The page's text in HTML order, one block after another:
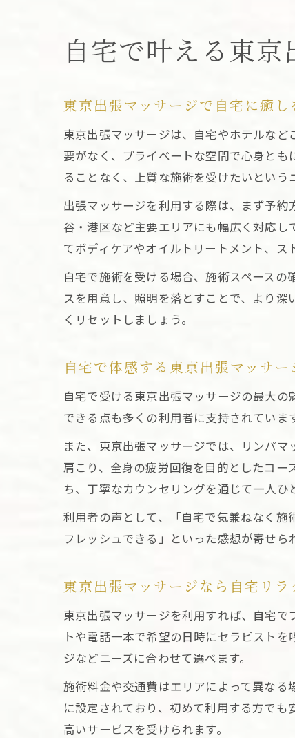
自宅で叶える東
東京出張マッサージで自宅に癒し
東京出張マッサージは、自宅やホテルな
要がなく、プライベートな空間で心身と
ることなく、上質な施術を受けたいという
出張マッサージを利用する際は、まず予
谷・港区など主要エリアにも幅広く対応
てボディケアやオイルトリートメント、ス
自宅で施術を受ける場合、施術スペース
スを用意し、照明を落とすことで、より
くリセットしましょう。
自宅で体感する東京出張マッサー
自宅で受ける東京出張マッサージの最大
できる点も多くの利用者に支持されていま
また、東京出張マッサージでは、リンパ
肩こり、全身の疲労回復を目的としたコ
ち、丁寧なカウンセリングを通じて一人ひ
利用者の声として、「自宅で気兼ねなく
フレッシュできる」といった感想が寄せら
東京出張マッサージなら自宅リ
東京出張マッサージを利用すれば、自宅
トや電話一本で希望の日時にセラピスト
ジなどニーズに合わせて選べます。
施術料金や交通費はエリアによって異な
に設定されており、初めて利用する方で
高いサービスを受けられます。